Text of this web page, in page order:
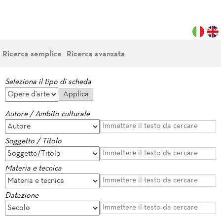
Ricerca semplice Ricerca avanzata
Seleziona il tipo di scheda
Autore / Ambito culturale
Soggetto / Titolo
Materia e tecnica
Datazione